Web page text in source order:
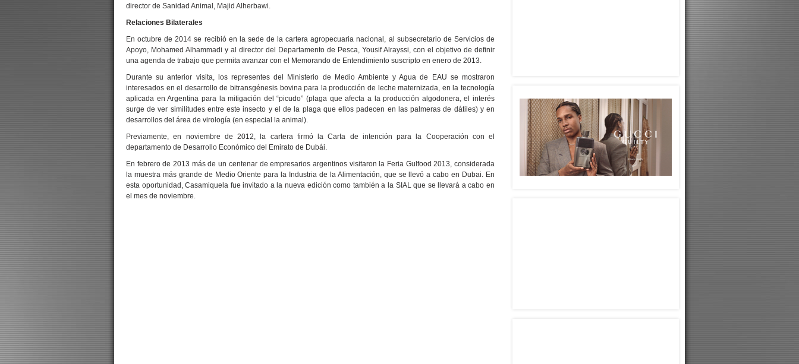
director de Sanidad Animal, Majid Alherbawi.
Relaciones Bilaterales
En octubre de 2014 se recibió en la sede de la cartera agropecuaria nacional, al subsecretario de Servicios de
Apoyo, Mohamed Alhammadi y al director del Departamento de Pesca, Yousif Alrayssi, con el objetivo de definir
una agenda de trabajo que permita avanzar con el Memorando de Entendimiento suscripto en enero de 2013.
Durante su anterior visita, los representes del Ministerio de Medio Ambiente y Agua de EAU se mostraron
interesados en el desarrollo de bitransgénesis bovina para la producción de leche maternizada, en la tecnología
aplicada en Argentina para la mitigación del “picudo” (plaga que afecta a la producción algodonera, el interés
surge de ver similitudes entre este insecto y el de la plaga que ellos padecen en las palmeras de dátiles) y en
desarrollos del área de virología (en especial la animal).
Previamente, en noviembre de 2012, la cartera firmó la Carta de intención para la Cooperación con el
departamento de Desarrollo Económico del Emirato de Dubái.
En febrero de 2013 más de un centenar de empresarios argentinos visitaron la Feria Gulfood 2013, considerada
la muestra más grande de Medio Oriente para la Industria de la Alimentación, que se llevó a cabo en Dubai. En
esta oportunidad, Casamiquela fue invitado a la nueva edición como también a la SIAL que se llevará a cabo en
el mes de noviembre.